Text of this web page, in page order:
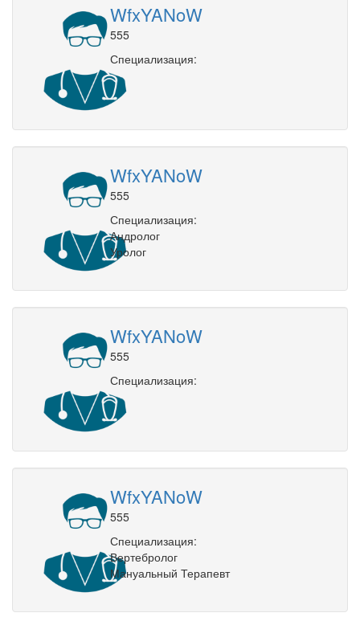
WfxYANoW
555
Специализация:
WfxYANoW
555
Специализация:
Андролог
Уролог
WfxYANoW
555
Специализация:
WfxYANoW
555
Специализация:
Вертебролог
Мануальный Терапевт